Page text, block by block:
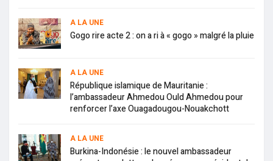
A LA UNE
Gogo rire acte 2 : on a ri à « gogo » malgré la pluie
A LA UNE
République islamique de Mauritanie :
l’ambassadeur Ahmedou Ould Ahmedou pour
renforcer l’axe Ouagadougou-Nouakchott
A LA UNE
Burkina-Indonésie : le nouvel ambassadeur